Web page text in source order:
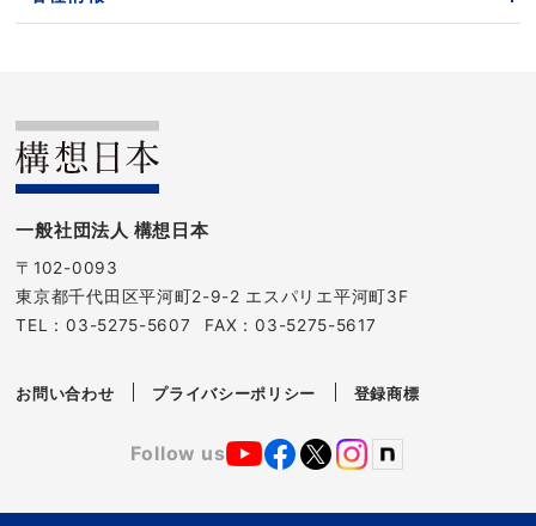
一般社団法人 構想日本
〒102-0093
東京都千代田区平河町2-9-2 エスパリエ平河町3F
TEL：03-5275-5607 FAX：03-5275-5617
お問い合わせ プライバシーポリシー 登録商標
Follow us